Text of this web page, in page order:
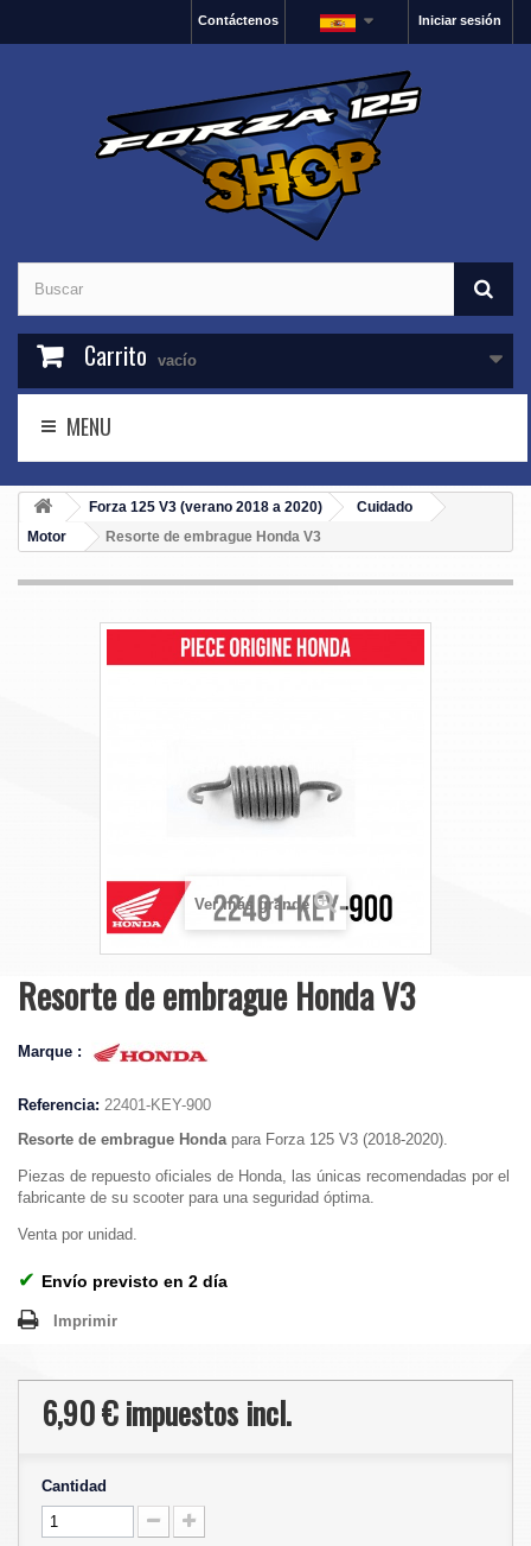
Iniciar sesión
Contáctenos
Carrito vacío
MENU
Forza 125 V3 (verano 2018 a 2020)
Cuidado
Motor
Resorte de embrague Honda V3
Ver más grande
Resorte de embrague Honda V3
Marque :
Referencia: 22401-KEY-900
Resorte de embrague Hondapara Forza 125 V3 (2018-2020).
Piezas de repuesto oficiales de Honda, las únicas recomendadas por el
fabricante de su scooter para una seguridad óptima.
Venta por unidad.
✔ Envío previsto en 2 día
Imprimir
6,90 €impuestos incl.
Cantidad